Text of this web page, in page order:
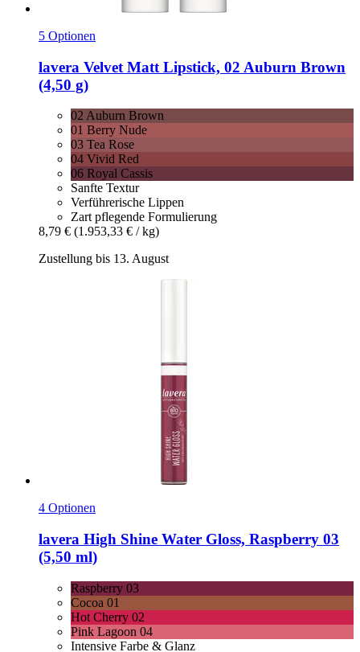
5 Optionen
lavera Velvet Matt Lipstick, 02 Auburn Brown
(4,50 g)
02 Auburn Brown
01 Berry Nude
03 Tea Rose
04 Vivid Red
06 Royal Cassis
Sanfte Textur
Verführerische Lippen
Zart pflegende Formulierung
8,79 € (1.953,33 € / kg)
Zustellung bis 13. August
4 Optionen
lavera High Shine Water Gloss, Raspberry 03
(5,50 ml)
Raspberry 03
Cocoa 01
Hot Cherry 02
Pink Lagoon 04
Intensive Farbe & Glanz